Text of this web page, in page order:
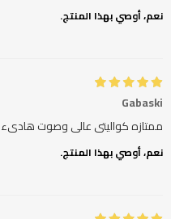
نعم، أوصي بهذا المنتج.
Gabaski
ممتازه كواليتى عالى وصوت هادىء
نعم، أوصي بهذا المنتج.